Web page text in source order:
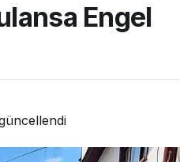
Engel